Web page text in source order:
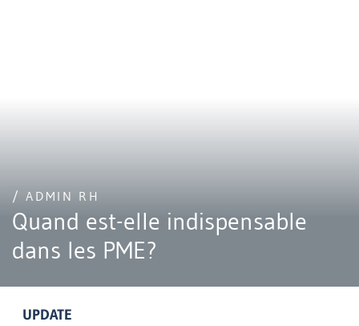
/ ADMIN RH
Quand est-elle indispensable
dans les PME?
UPDATE